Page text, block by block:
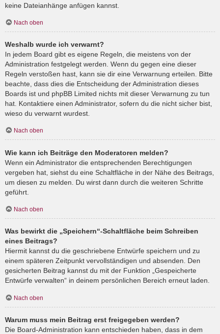
keine Dateianhänge anfügen kannst.
Nach oben
Weshalb wurde ich verwarnt?
In jedem Board gibt es eigene Regeln, die meistens von der
Administration festgelegt werden. Wenn du gegen eine dieser
Regeln verstoßen hast, kann sie dir eine Verwarnung erteilen. Bitte
beachte, dass dies die Entscheidung der Administration dieses
Boards ist und phpBB Limited nichts mit dieser Verwarnung zu tun
hat. Kontaktiere einen Administrator, sofern du die nicht sicher bist,
wieso du verwarnt wurdest.
Nach oben
Wie kann ich Beiträge den Moderatoren melden?
Wenn ein Administrator die entsprechenden Berechtigungen
vergeben hat, siehst du eine Schaltfläche in der Nähe des Beitrags,
um diesen zu melden. Du wirst dann durch die weiteren Schritte
geführt.
Nach oben
Was bewirkt die „Speichern“-Schaltfläche beim Schreiben
eines Beitrags?
Hiermit kannst du die geschriebene Entwürfe speichern und zu
einem späteren Zeitpunkt vervollständigen und absenden. Den
gesicherten Beitrag kannst du mit der Funktion „Gespeicherte
Entwürfe verwalten“ in deinem persönlichen Bereich erneut laden.
Nach oben
Warum muss mein Beitrag erst freigegeben werden?
Die Board-Administration kann entschieden haben, dass in dem